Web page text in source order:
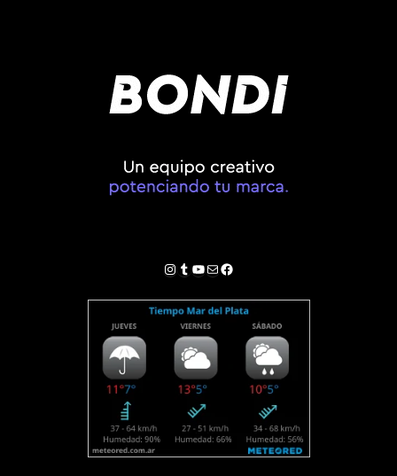
Instagram
Tumblr
YouTube
Correo electrónico
Facebook